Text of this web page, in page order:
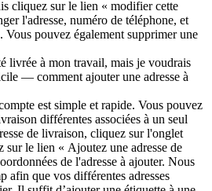
cliquez sur le lien « modifier cette
l'adresse, numéro de téléphone, et
Vous pouvez également supprimer une
livrée à mon travail, mais je voudrais
— comment ajouter une adresse à
est simple et rapide. Vous pouvez
différentes associées à un seul
de livraison, cliquez sur l'onglet
le lien « Ajoutez une adresse de
de l'adresse à ajouter. Nous
afin que vos différentes adresses